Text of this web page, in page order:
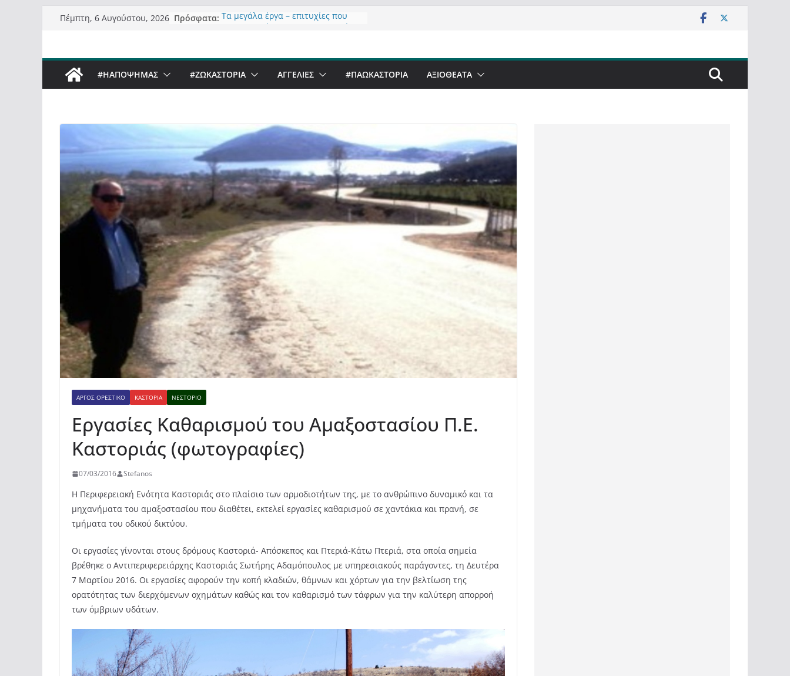
Μετάβαση
Πέμπτη, 6 Αυγούστου, 2026 Πρόσφατα: Τα μεγάλα έργα – επιτυχίες που
Σχολιάζοντας σχόλιο για μαχητική
δημοσιογραφία στην Καστοριά
Πόσο σανό να αντέξει ο
Καστοριανός;
#ΗΑΠΟΨΗΜΑΣ #ZΩΚΑΣΤΟΡΙΑ ΑΓΓΕΛΙΕΣ #ΠΑΩΚΑΣΤΟΡΙΑ ΑΞΙΟΘΈΑΤΑ
ΆΡΓΟΣ ΟΡΕΣΤΙΚΌ ΚΑΣΤΟΡΙΆ ΝΕΣΤΌΡΙΟ
Εργασίες Καθαρισμού του Αμαξοστασίου Π.Ε.
Καστοριάς (φωτογραφίες)
07/03/2016 Stefanos
H Περιφερειακή Ενότητα Καστοριάς στο πλαίσιο των αρμοδιοτήτων της, με το ανθρώπινο δυναμικό και τα
μηχανήματα του αμαξοστασίου που διαθέτει, εκτελεί εργασίες καθαρισμού σε χαντάκια και πρανή, σε
τμήματα του οδικού δικτύου.
Οι εργασίες γίνονται στους δρόμους Καστοριά- Απόσκεπος και Πτεριά-Κάτω Πτεριά, στα οποία σημεία
βρέθηκε ο Αντιπεριφερειάρχης Καστοριάς Σωτήρης Αδαμόπουλος με υπηρεσιακούς παράγοντες, τη Δευτέρα
7 Μαρτίου 2016. Οι εργασίες αφορούν την κοπή κλαδιών, θάμνων και χόρτων για την βελτίωση της
ορατότητας των διερχόμενων οχημάτων καθώς και τον καθαρισμό των τάφρων για την καλύτερη απορροή
των όμβριων υδάτων.